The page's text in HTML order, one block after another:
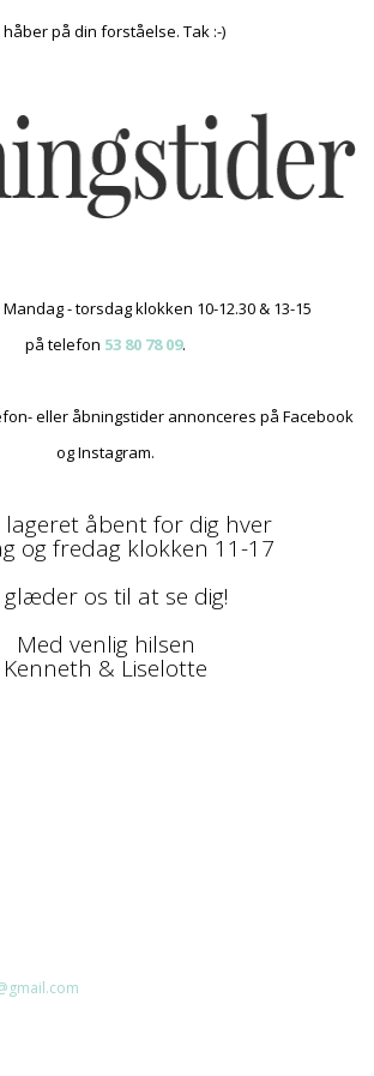
håber på din forståelse. Tak :-)
Mandag - torsdag klokken 10-12.30 & 13-15
på telefon 53 80 78 09.
eller åbningstider annonceres på Facebook
og Instagram.
lageret åbent for dig hver
og fredag klokken 11-17
glæder os til at se dig!
Med venlig hilsen
Kenneth & Liselotte